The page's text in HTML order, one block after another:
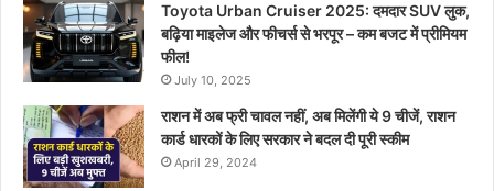
Toyota Urban Cruiser 2025: दमदार SUV लुक,
बढ़िया माइलेज और फीचर्स से भरपूर – कम बजट में प्रीमियम
फील!
July 10, 2025
राशन में अब फ्री चावल नहीं, अब मिलेंगी ये 9 चीजें, राशन
कार्ड धारकों के लिए सरकार ने बदल दी पूरी स्कीम
April 29, 2024